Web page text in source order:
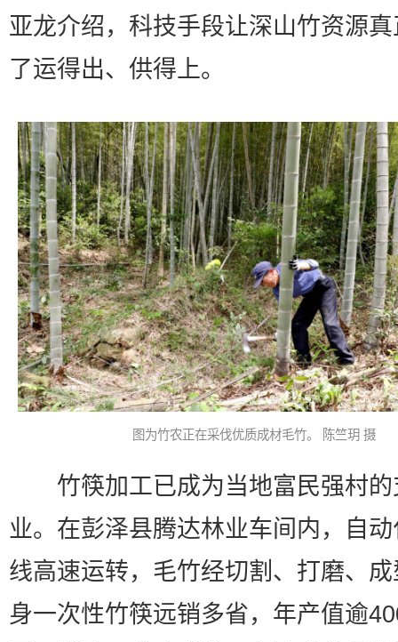
亚龙介绍，科技手段让深山竹资源
了运得出、供得上。
图为竹农正在采伐优质成材毛竹。 陈竺玥 摄
竹筷加工已成为当地富民强村的
业。在彭泽县腾达林业车间内，自
线高速运转，毛竹经切割、打磨、
身一次性竹筷远销多省，年产值逾